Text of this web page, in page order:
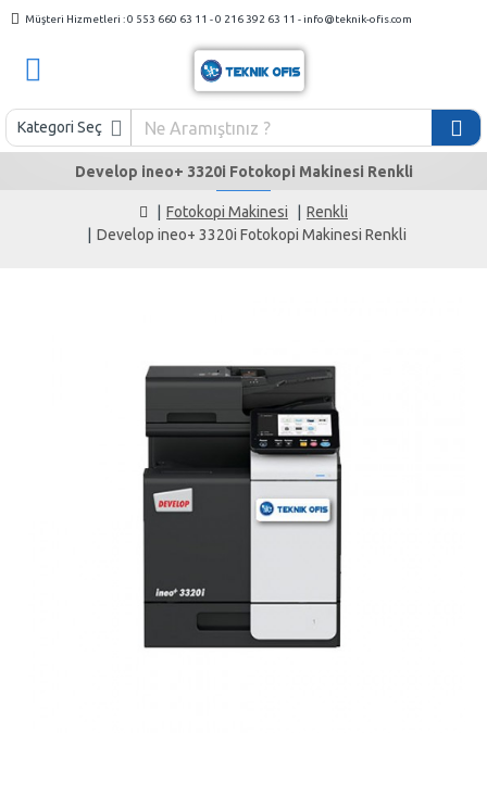
Müşteri Hizmetleri : 0 553 660 63 11 - 0 216 392 63 11 - info@teknik-ofis.com
Kategori Seç
Fotokopi Makinesi
Renkli
Develop ineo+ 3320i Fotokopi Makinesi Renkli
Develop ineo+ 3320i Fotokopi Makinesi Renkli